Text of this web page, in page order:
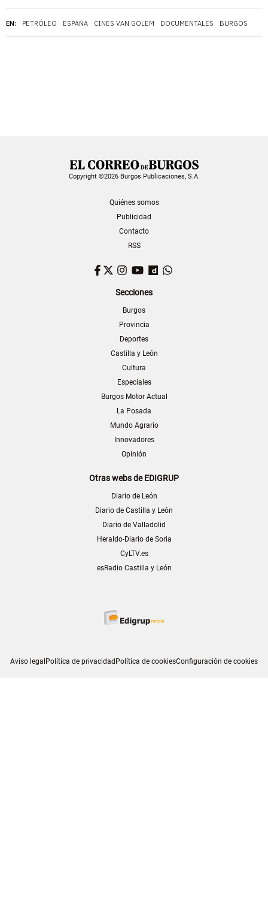
EN: PETRÓLEO ESPAÑA CINES VAN GOLEM DOCUMENTALES BURGOS
Copyright ©2026 Burgos Publicaciones, S.A.
Quiénes somos
Publicidad
Contacto
RSS
Facebook
TwitterInstagram
YouTubeDailymotion
Secciones
Burgos
Provincia
Deportes
Castilla y León
Cultura
Especiales
Burgos Motor Actual
La Posada
Mundo Agrario
Innovadores
Opinión
Otras webs de EDIGRUP
Diario de León
Diario de Castilla y León
Diario de Valladolid
Heraldo-Diario de Soria
CyLTV.es
esRadio Castilla y León
Aviso legalPolítica de privacidadPolítica de cookiesConfiguración de cookies